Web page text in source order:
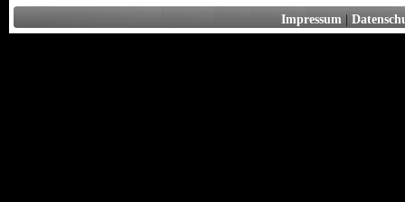
Impressum|